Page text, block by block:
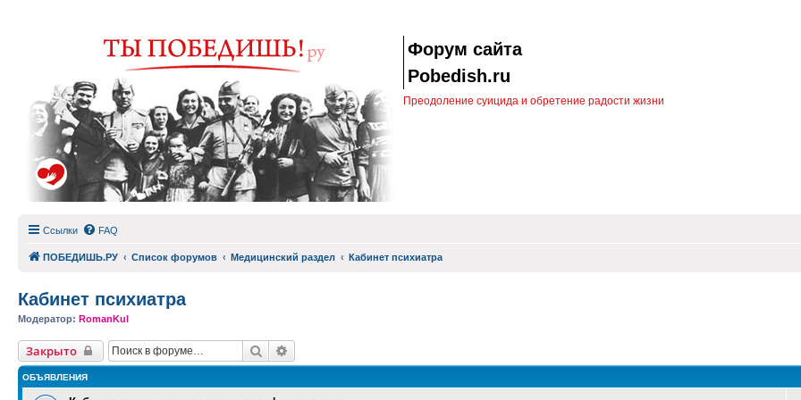
Форум сайта
Pobedish.ru
Преодоление суицида и обретение радости жизни
Ссылки FAQ
ПОБЕДИШЬ.РУ Список форумов Медицинский раздел Кабинет психиатра
Кабинет психиатра
Модератор: RomanKul
Закрыто Поиск
ОБЪЯВЛЕНИЯ